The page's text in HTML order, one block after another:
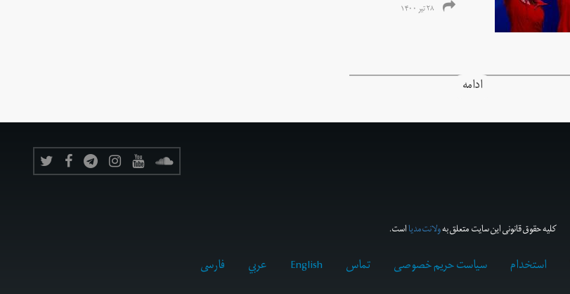
۲۸ تیر ۱۴۰۰
ادامه
کلیه حقوق قانونی این سایت متعلق بهولانت‌مدیااست.
استخدام سیاست حریم خصوصی تماس English عربي فارسى